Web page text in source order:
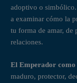
adoptivo o
a examinar cómo la
tu forma de amar, de
relaciones.
El Emperador
maduro, protector,